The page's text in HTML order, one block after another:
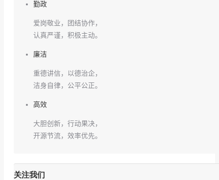
勤政
爱岗敬业，团结协作，
认真严谨，积极主动。
廉洁
重德讲信，以德治企，
洁身自律，公平公正。
高效
大胆创新，行动果决，
开源节流，效率优先。
关注我们